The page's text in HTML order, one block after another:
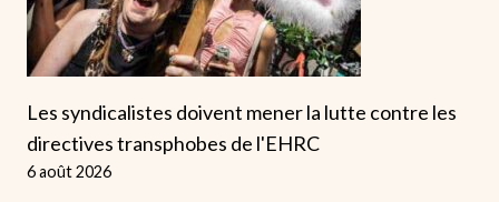
Les syndicalistes doivent mener la lutte contre les
directives transphobes de l'EHRC
6 août 2026